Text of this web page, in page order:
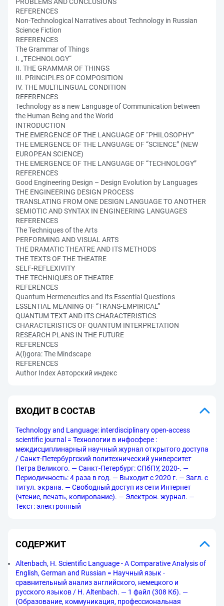
REFERENCES
Non-Technological Narratives about Technology in Russian
Science Fiction
REFERENCES
The Grammar of Things
I. „TECHNOLOGY“
II. THE GRAMMAR OF THINGS
III. PRINCIPLES OF COMPOSITION
IV. THE MULTILINGUAL CONDITION
REFERENCES
Technology as a new Language of Communication between
the Human Being and the World
INTRODUCTION
THE EMERGENCE OF THE LANGUAGE OF “PHILOSOPHY”
THE EMERGENCE OF THE LANGUAGE OF “SCIENCE” (NEW
EUROPEAN SCIENCE)
THE EMERGENCE OF THE LANGUAGE OF “TECHNOLOGY”
REFERENCES
Good Engineering Design – Design Evolution by Languages
THE ENGINEERING DESIGN PROCESS
TRANSLATING FROM ONE DESIGN LANGUAGE TO ANOTHER
SEMIOTIC AND SYNTAX IN ENGINEERING LANGUAGES
REFERENCES
The Techniques of the Arts
PERFORMING AND VISUAL ARTS
THE DRAMATIC THEATRE AND ITS METHODS
THE TEXTS OF THE THEATRE
SELF-REFLEXIVITY
THE TECHNIQUES OF THEATRE
REFERENCES
Quantum Hermeneutics and Its Essential Questions
ESSENTIAL MEANING OF “TRANS-EMPIRICAL”
QUANTUM TEXT AND ITS CHARACTERISTICS
CHARACTERISTICS OF QUANTUM INTERPRETATION
RESEARCH PLANS IN THE FUTURE
REFERENCES
A(l)gora: The Mindscape
REFERENCES
Author Index Авторский индекс
ВХОДИТ В СОСТАВ
Technology and Language: interdisciplinary open-access
scientific journal = Технологии в инфосфере :
междисциплинарный научный журнал открытого доступа
/ Санкт-Петербургский политехнический университет
Петра Великого. — Санкт-Петербург: СПбПУ, 2020-. —
Периодичность: 4 раза в год. — Выходит с 2020 г. — Загл. с
титул. экрана. — Свободный доступ из сети Интернет
(чтение, печать, копирование). — Электрон. журнал. —
Текст: электронный
СОДЕРЖИТ
Altenbach, H. Scientific Language - A Comparative Analysis of
English, German and Russian = Научный язык -
сравнительный анализ английского, немецкого и
русского языков / H. Altenbach. — 1 файл (308 Кб). —
(Образование, коммуникация, профессиональная